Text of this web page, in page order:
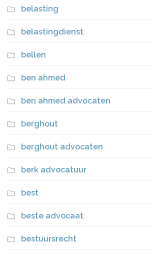
belasting
belastingdienst
bellen
ben ahmed
ben ahmed advocaten
berghout
berghout advocaten
berk advocatuur
best
beste advocaat
bestuursrecht